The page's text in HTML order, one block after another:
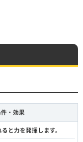
・効果
と力を発揮します。